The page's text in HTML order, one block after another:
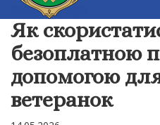
Як
безоплатною
допомогою для
ветеранок